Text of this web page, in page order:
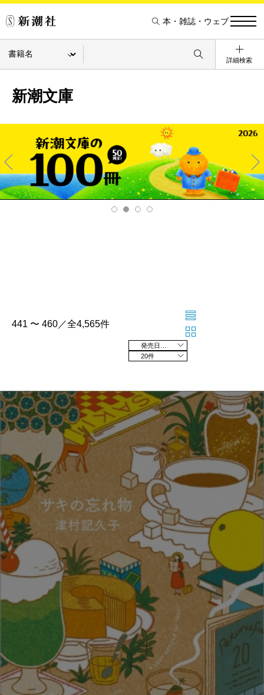
本・雑誌・ウェブ
詳細検索
新潮文庫
Pre
v
Ne
xt
441 〜 460／全4,565件
20件